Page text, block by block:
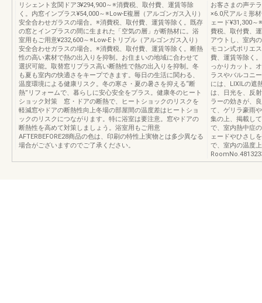
リシェント玄関ドア3¥294,900～※消費税、取付費、運賃等除
く。内窓インプラス¥54,000～※Low-E複層（アルゴンガス入り）
安全合わせガラスの場合。※消費税、取付費、運賃等除く。既存
の窓とインプラスの間に生まれた「空気の層」が断熱材に。浴
室用もご用意¥232,600～※Low-Eトリプル（アルゴンガス入り）
安全合わせガラスの場合。※消費税、取付費、運賃等除く。断熱
性の高い素材で熱の出入りを抑制。お住まいの地域に合わせて
選択可能。取替窓リプラス高い断熱性で熱の出入りを抑制。冬
も夏も室内の快適さをキープできます。毎日の生活に関わる、
温度環境による健康リスク。冬の寒さ・夏の暑さを抑える“断
熱”リフォームで、暮らしに安心安全をプラス。健康冬のヒート
ショック対策 窓・ドアの断熱で、ヒートショックのリスクを
軽減窓やドアの断熱性向上冬場の部屋間の温度差はヒートショ
ックのリスクにつながります。特に浴室は要注意。窓やドアの
断熱性を高めて対策しましょう。浴室用もご用意
AFTERBEFORE28商品の色は、印刷の特性上実物とは多少異なる
場合がございますのでご了承ください。
お客さまの声テ
×6.0尺アルミ形
ェード¥31,300
費税、取付費、
アウトし、室内
モコン式ポリエ
費、運賃等除く
っかりカット。
ラスやバルコニ
には、LIXILの遮
は、日光を、反
ラーの効きが、
て、ゲリラ豪雨
集の上、掲載し
で、室内熱中症
ェードやひさし
で、室内の温度